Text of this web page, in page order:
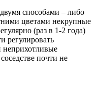
способами – либо
цветами некрупные
(раз в 1-2 года)
регулировать
неприхотливые
почти не